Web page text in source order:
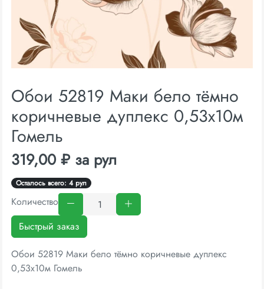
Обои 52819 Маки бело тёмно
коричневые дуплекс 0,53х10м
Гомель
319,00 ₽ за рул
Осталось всего: 4 рул
Количество
Быстрый заказ
Обои 52819 Маки бело тёмно коричневые дуплекс
0,53х10м Гомель